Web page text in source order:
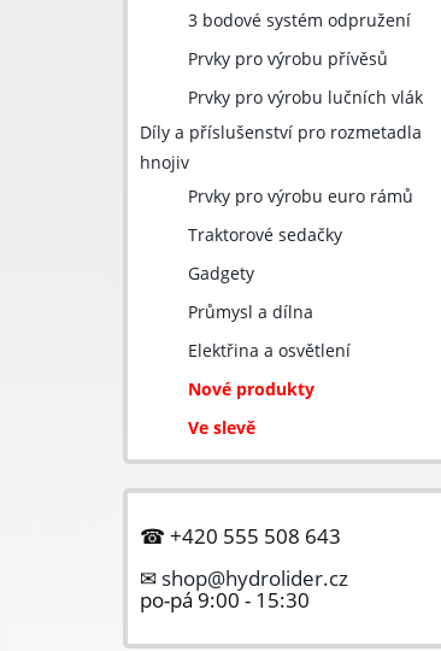
3 bodové systém odpružení
Prvky pro výrobu přívěsů
Prvky pro výrobu lučních vlák
Díly a příslušenství pro rozmetadla
hnojiv
Prvky pro výrobu euro rámů
Traktorové sedačky
Gadgety
Průmysl a dílna
Elektřina a osvětlení
Nové produkty
Ve slevě
☎ +420 555 508 643
✉ shop@hydrolider.cz
po-pá 9:00 - 15:30